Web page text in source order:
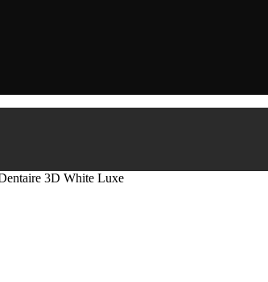
3D White Luxe